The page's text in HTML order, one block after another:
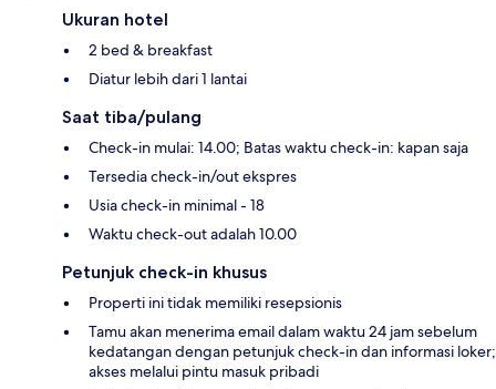
Ukuran hotel
2 bed & breakfast
Diatur lebih dari 1 lantai
Saat tiba/pulang
Check-in mulai: 14.00; Batas waktu check-in: kapan saja
Tersedia check-in/out ekspres
Usia check-in minimal - 18
Waktu check-out adalah 10.00
Petunjuk check-in khusus
Properti ini tidak memiliki resepsionis
Tamu akan menerima email dalam waktu 24 jam sebelum
kedatangan dengan petunjuk check-in dan informasi loker;
akses melalui pintu masuk pribadi